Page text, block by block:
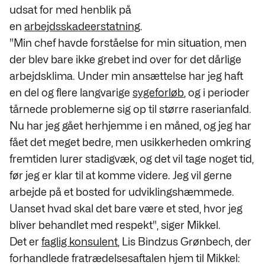
udsat for med henblik på
en arbejdsskadeerstatning.
"Min chef havde forståelse for min situation, men
der blev bare ikke grebet ind over for det dårlige
arbejdsklima. Under min ansættelse har jeg haft
en del og flere langvarige sygeforløb , og i perioder
tårnede problemerne sig op til større raserianfald.
Nu har jeg gået herhjemme i en måned, og jeg har
fået det meget bedre, men usikkerheden omkring
fremtiden lurer stadigvæk, og det vil tage noget tid,
før jeg er klar til at komme videre. Jeg vil gerne
arbejde på et bosted for udviklingshæmmede.
Uanset hvad skal det bare være et sted, hvor jeg
bliver behandlet med respekt", siger Mikkel.
Det erfaglig konsulent , Lis Bindzus Grønbech, der
forhandlede fratrædelsesaftalen hjem til Mikkel: